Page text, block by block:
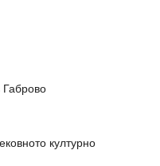
културно